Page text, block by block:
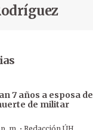
7 años a esposa de
de militar